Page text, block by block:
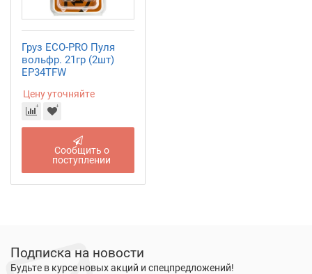
Груз ECO-PRO Пуля
вольфр. 21гр (2шт)
EP34TFW
Цену уточняйте
Сообщить о
поступлении
Подписка на новости
Будьте в курсе новых акций и спецпредложений!